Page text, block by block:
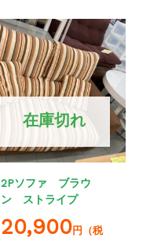
在庫切れ
2Pソファ ブラウ
ン ストライプ
20,900円（税